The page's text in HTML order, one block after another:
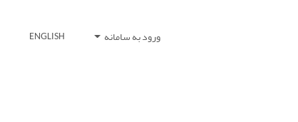
ورود به سامانه ENGLISH